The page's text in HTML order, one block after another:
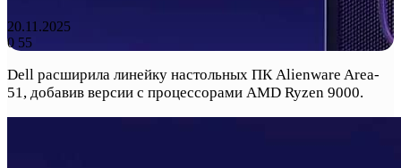
20.11.2025
0 55
Dell расширила линейку настольных ПК Alienware Area-
51, добавив версии с процессорами AMD Ryzen 9000.